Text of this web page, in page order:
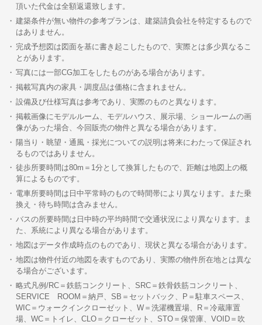
頂いた代金は全額返還致します。
建築条件が無い物件の参考プランは、建築請負会社を特定するもので
はありません。
完成予想図は図面を基に書き起こしたもので、実際とは多少異なるこ
とがあります。
写真には一部CG加工をしたものがある場合があります。
掲載写真内の家具・調度品は価格に含まれません。
設備及び仕様写真は参考であり、実際のものと異なります。
掲載画像にモデルルーム、モデルハウス、展示場、ショールームの画
像があった場合、今回販売の物件と異なる場合があります。
陽当り・眺望・通風・採光についての説明は将来にわたって保証され
るものではありません。
徒歩所要時間は80m＝1分として換算したもので、距離は地図上の概
算によるものです。
電車所要時間は日中平常時のもので時間帯により異なります。また乗
換え・待ち時間は含みません。
バスの所要時間は日中時の平均時間で交通状況により異なります。ま
た、系統により異なる場合があります。
地図はデータ作成時点のものであり、現状と異なる場合があります。
地図は物件付近の地図を表すものであり、実際の物件所在地とは異な
る場合がございます。
略式凡例/RC＝鉄筋コンクリート、SRC＝鉄骨鉄筋コンクリート、
SERVICE ROOM＝納戸、SB＝セットバック、P＝駐車スペース、
WIC＝ウォークインクローゼット、W＝洗濯機置場、R＝冷蔵庫置
場、WC＝トイレ、CLO＝クローゼット、STO＝保管庫、VOID＝吹